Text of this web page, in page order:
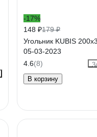
-17%
148 ₽179 ₽
Угольник KUBIS
05-03-2023
4.6(8)
В корзину